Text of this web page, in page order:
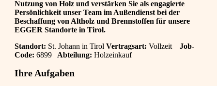
Nutzung von Holz und verstärken Sie als engagierte
Persönlichkeit unser Team im Außendienst bei der
Beschaffung von Altholz und Brennstoffen für unsere
EGGER Standorte in Tirol.
Standort: St. Johann in Tirol Vertragsart: Vollzeit
Job-
Code: 6899 Abteilung: Holzeinkauf
Ihre Aufgaben